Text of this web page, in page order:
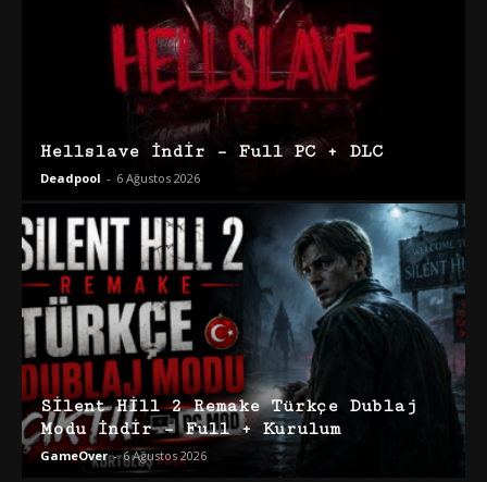
Hellslave İndir – Full PC + DLC
Deadpool - 6 Ağustos 2026
Silent Hill 2 Remake Türkçe Dublaj
Modu İndir – Full + Kurulum
GameOver - 6 Ağustos 2026